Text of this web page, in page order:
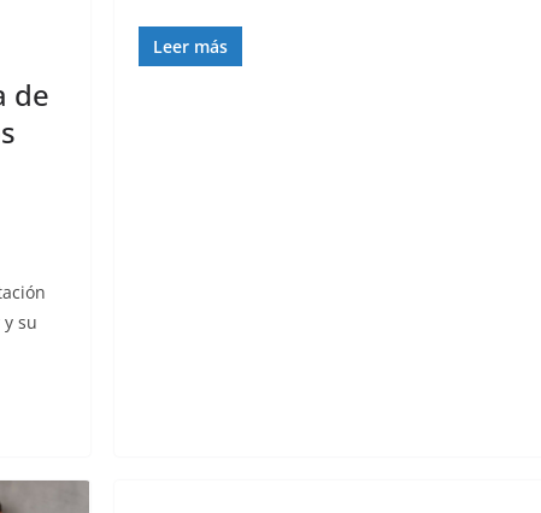
de
su
Leer más